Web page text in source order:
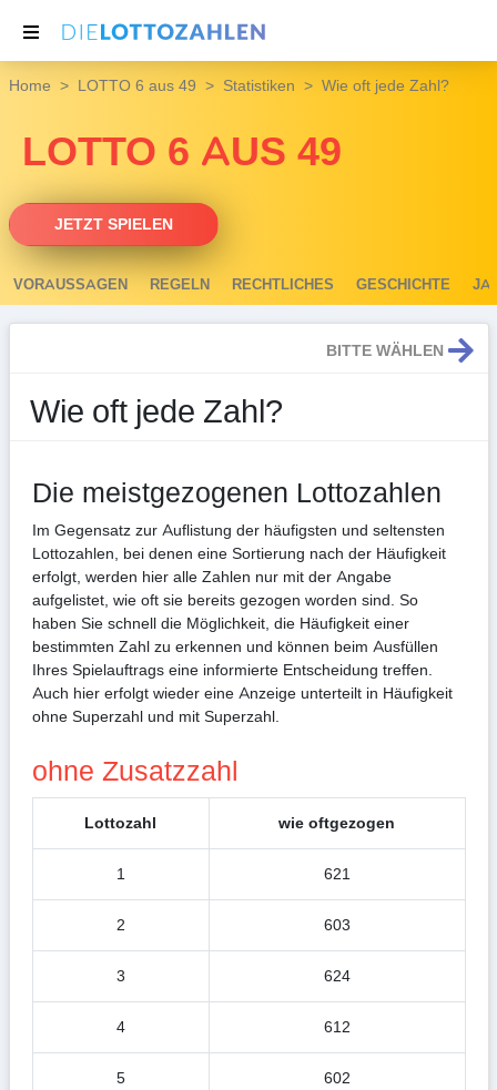
NACHRICHTEN
Home LOTTO 6 aus 49 Statistiken Wie oft jede Zahl?
LOTTO 6 AUS 49
JETZT SPIELEN
VORAUSSAGEN REGELN RECHTLICHES GESCHICHTE
Wie oft jede Zahl?
Die meistgezogenen Lottozahlen
Im Gegensatz zur Auflistung der häufigsten und seltensten
Lottozahlen, bei denen eine Sortierung nach der Häufigkeit
erfolgt, werden hier alle Zahlen nur mit der Angabe
aufgelistet, wie oft sie bereits gezogen worden sind. So
haben Sie schnell die Möglichkeit, die Häufigkeit einer
bestimmten Zahl zu erkennen und können beim Ausfüllen
Ihres Spielauftrags eine informierte Entscheidung treffen.
Auch hier erfolgt wieder eine Anzeige unterteilt in Häufigkeit
ohne Superzahl und mit Superzahl.
ohne Zusatzzahl
Lottozahl wie oftgezogen
1 621
2 603
3 624
4 612
5 602
BITTE WÄHLEN